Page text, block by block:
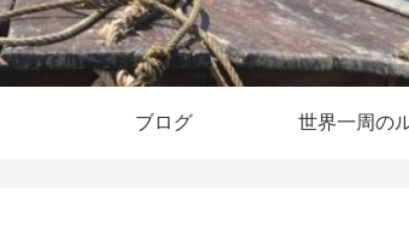
ブログ 世界一周の